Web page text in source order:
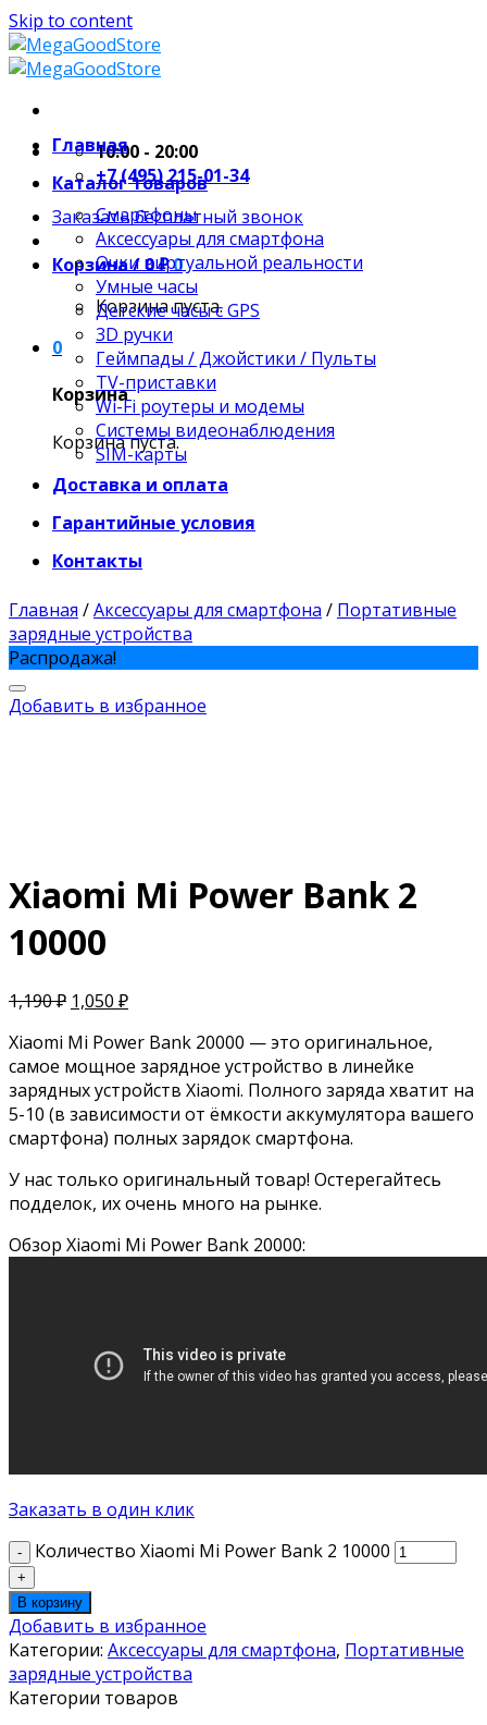
Skip to content
10:00 - 20:00
+7 (495) 215-01-34
Заказать бесплатный звонок
Корзина /0₽0
Корзина пуста.
0
Корзина
Корзина пуста.
Главная
Каталог товаров
Смартфоны
Аксессуары для смартфона
Очки виртуальной реальности
Умные часы
Детские часы с GPS
3D ручки
Геймпады / Джойстики / Пульты
TV-приставки
Wi-Fi роутеры и модемы
Системы видеонаблюдения
SIM-карты
Доставка и оплата
Гарантийные условия
Контакты
Главная /Аксессуары для смартфона / Портативные
зарядные устройства
Распродажа!
Добавить в избранное
Xiaomi Mi Power Bank 2
10000
1,190₽ 1,050 ₽
Xiaomi Mi Power Bank 20000 — это оригинальное,
самое мощное зарядное устройство в линейке
зарядных устройств Xiaomi. Полного заряда хватит на
5-10 (в зависимости от ёмкости аккумулятора вашего
смартфона) полных зарядок смартфона.
У нас только оригинальный товар! Остерегайтесь
подделок, их очень много на рынке.
Обзор Xiaomi Mi Power Bank 20000:
Заказать в один клик
Количество Xiaomi Mi Power Bank 2 10000
В корзину
Добавить в избранное
Категории: Аксессуары для смартфона, Портативные
зарядные устройства
Категории товаров